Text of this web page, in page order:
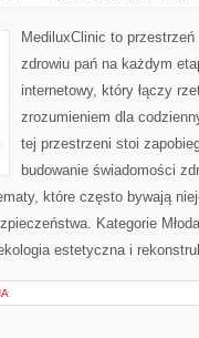
MediluxClinic to
zdrowiu pań na każdym
internetowy, który łączy
zrozumieniem dla
tej przestrzeni stoi
budowanie świadomości
które często bywają
Kategorie
estetyczna i